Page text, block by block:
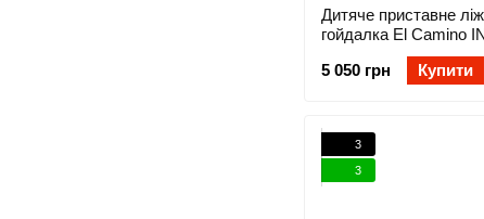
Дитяче приставне
гойдалка El Camino
ME 1180-W Gray
5 050 грн
Купити
3
3